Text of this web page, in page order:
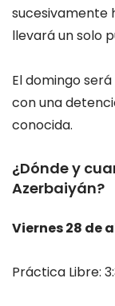
sucesivamente
llevará un solo
El domingo
con una
conocida.
¿Dónde y
Azerbaiyán?
Viernes 28 de
Práctica Libre: